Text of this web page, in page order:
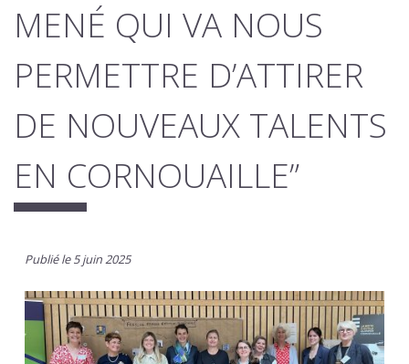
MENÉ QUI VA NOUS
PERMETTRE D’ATTIRER
DE NOUVEAUX TALENTS
EN CORNOUAILLE”
Publié le 5 juin 2025